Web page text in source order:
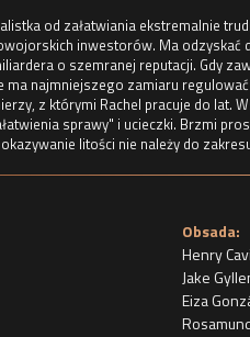
od załatwiania ekstremalnie
inwestorów. Ma odzyskać
o szemranej reputacji. Gdy
ma najmniejszego zamiaru
z którymi Rachel pracuje do lat.
sprawy" i ucieczki. Brzmi
litości nie należy do
Obsada:
Henry
Jake
Eiza